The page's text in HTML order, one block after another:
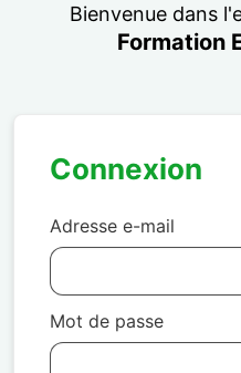
Bienvenue dans
Formation
Connexion
Adresse e-mail
Mot de passe